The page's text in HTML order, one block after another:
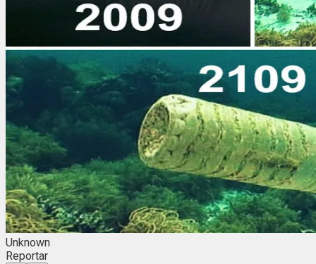
Unknown
Reportar